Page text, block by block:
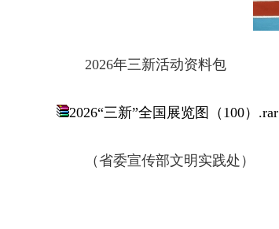
2026年三新活动资料包
2026“三新”全国展览图（100）.rar
（省委宣传部文明实践处）